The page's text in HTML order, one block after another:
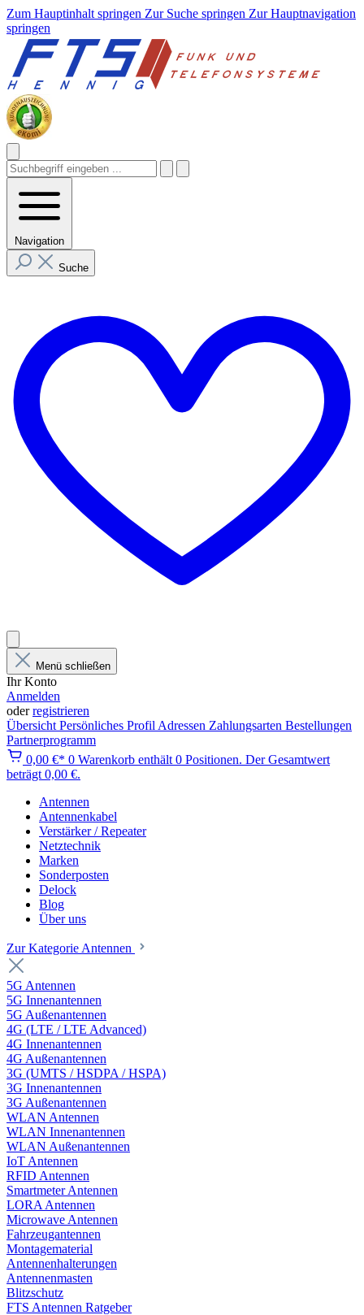
Zum Hauptinhalt springen Zur Suche springen Zur Hauptnavigation
springen
Navigation
Suche
Menü schließen
Ihr Konto
Anmelden
oderregistrieren
Übersicht Persönliches Profil Adressen Zahlungsarten Bestellungen
Partnerprogramm
0,00 €* 0 Warenkorb enthält 0 Positionen. Der Gesamtwert
beträgt 0,00 €.
Antennen
Antennenkabel
Verstärker / Repeater
Netztechnik
Marken
Sonderposten
Delock
Blog
Über uns
Zur Kategorie Antennen
5G Antennen
5G Innenantennen
5G Außenantennen
4G (LTE / LTE Advanced)
4G Innenantennen
4G Außenantennen
3G (UMTS / HSDPA / HSPA)
3G Innenantennen
3G Außenantennen
WLAN Antennen
WLAN Innenantennen
WLAN Außenantennen
IoT Antennen
RFID Antennen
Smartmeter Antennen
LORA Antennen
Microwave Antennen
Fahrzeugantennen
Montagematerial
Antennenhalterungen
Antennenmasten
Blitzschutz
FTS Antennen Ratgeber